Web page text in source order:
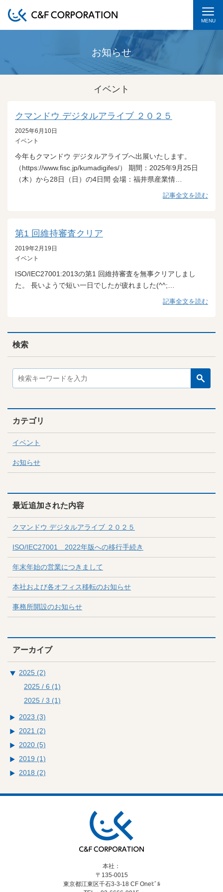
MENU
お知らせ
イベント
クマンドウ デジタルアライブ ２０２５
2025年6月10日
イベント
今年もクマンドウ デジタルアライブへ出展いたします。
（https://www.fisc.jp/kumadigifes/） 期間：2025年9月25日
（木）から28日（日）の4日間 会場：福井県産業情…
記事全文を読む
第1 回維持審査クリア
2019年2月19日
イベント
ISO/IEC27001:2013の第1 回維持審査を無事クリアしまし
た。 長いようで短い一日でしたが疲れました(^^;…
記事全文を読む
検索
カテゴリ
イベント
お知らせ
最近追加された内容
クマンドウ デジタルアライブ ２０２５
ISO/IEC27001 2022年版への移行手続き
年末年始の営業につきまして
本社および各オフィス移転のお知らせ
事務所開設のお知らせ
アーカイブ
2025 (2)
2025 / 6 (1)
2025 / 3 (1)
2023 (3)
2021 (2)
2020 (5)
2019 (1)
2018 (2)
本社：
〒135-0015
東京都江東区千石3-3-18CF Oneﾋﾞﾙ